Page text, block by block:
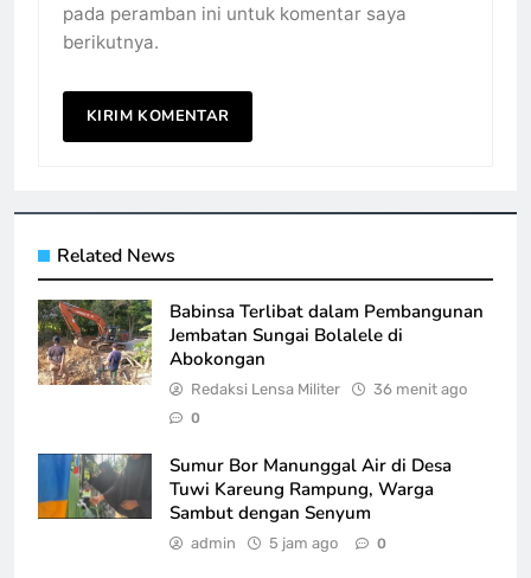
pada peramban ini untuk komentar saya
berikutnya.
Related News
Babinsa Terlibat dalam Pembangunan
Jembatan Sungai Bolalele di
Abokongan
Redaksi Lensa Militer 36 menit ago
0
Sumur Bor Manunggal Air di Desa
Tuwi Kareung Rampung, Warga
Sambut dengan Senyum
admin 5 jam ago 0